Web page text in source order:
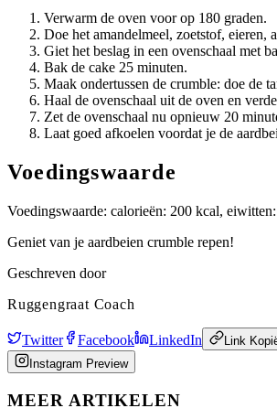
Verwarm de oven voor op 180 graden.
Doe het amandelmeel, zoetstof, eieren,
Giet het beslag in een ovenschaal met
Bak de cake 25 minuten.
Maak ondertussen de crumble: doe de
Haal de ovenschaal uit de oven en
Zet de ovenschaal nu opnieuw 20
Laat goed afkoelen voordat je de
Voedingswaarde
Voedingswaarde: calorieën: 200 kcal,
Geniet van je aardbeien crumble repen!
Geschreven door
Ruggengraat Coach
Twitter Facebook LinkedIn
Link
Instagram Preview
MEER ARTIKELEN